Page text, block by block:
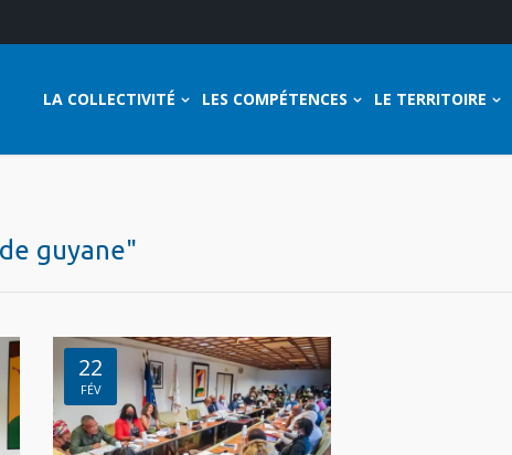
LA COLLECTIVITÉ LES COMPÉTENCES LE TERRITOIRE
guyane"
22
FÉV